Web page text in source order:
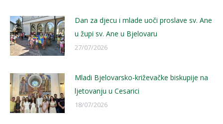
Dan za djecu i mlade uoči proslave sv. Ane
u župi sv. Ane u Bjelovaru
27/07/2026
Mladi Bjelovarsko-križevačke biskupije na
ljetovanju u Cesarici
18/07/2026